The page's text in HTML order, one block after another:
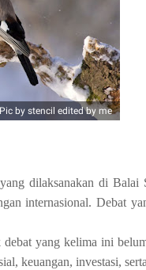
Pic by stencil edited by me
dilaksanakan di Balai
internasional. Debat
yang kelima ini
keuangan, investasi,